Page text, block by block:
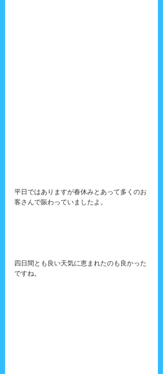
平日ではありますが春休みとあって多くのお
客さんで賑わっていましたよ。
四日間とも良い天気に恵まれたのも良かった
ですね。